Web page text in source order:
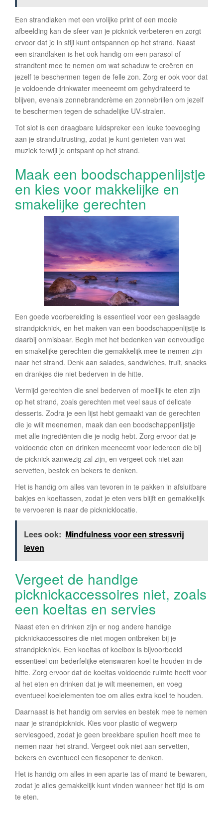
Een strandlaken met een vrolijke print of een mooie
afbeelding kan de sfeer van je picknick verbeteren en zorgt
ervoor dat je in stijl kunt ontspannen op het strand. Naast
een strandlaken is het ook handig om een parasol of
strandtent mee te nemen om wat schaduw te creëren en
jezelf te beschermen tegen de felle zon. Zorg er ook voor dat
je voldoende drinkwater meeneemt om gehydrateerd te
blijven, evenals zonnebrandcrème en zonnebrillen om jezelf
te beschermen tegen de schadelijke UV-stralen.
Tot slot is een draagbare luidspreker een leuke toevoeging
aan je stranduitrusting, zodat je kunt genieten van wat
muziek terwijl je ontspant op het strand.
Maak een boodschappenlijstje
en kies voor makkelijke en
smakelijke gerechten
Een goede voorbereiding is essentieel voor een geslaagde
strandpicknick, en het maken van een boodschappenlijstje is
daarbij onmisbaar. Begin met het bedenken van eenvoudige
en smakelijke gerechten die gemakkelijk mee te nemen zijn
naar het strand. Denk aan salades, sandwiches, fruit, snacks
en drankjes die niet bederven in de hitte.
Vermijd gerechten die snel bederven of moeilijk te eten zijn
op het strand, zoals gerechten met veel saus of delicate
desserts. Zodra je een lijst hebt gemaakt van de gerechten
die je wilt meenemen, maak dan een boodschappenlijstje
met alle ingrediënten die je nodig hebt. Zorg ervoor dat je
voldoende eten en drinken meeneemt voor iedereen die bij
de picknick aanwezig zal zijn, en vergeet ook niet aan
servetten, bestek en bekers te denken.
Het is handig om alles van tevoren in te pakken in afsluitbare
bakjes en koeltassen, zodat je eten vers blijft en gemakkelijk
te vervoeren is naar de picknicklocatie.
Lees ook: Mindfulness voor een stressvrij
leven
Vergeet de handige
picknickaccessoires niet, zoals
een koeltas en servies
Naast eten en drinken zijn er nog andere handige
picknickaccessoires die niet mogen ontbreken bij je
strandpicknick. Een koeltas of koelbox is bijvoorbeeld
essentieel om bederfelijke etenswaren koel te houden in de
hitte. Zorg ervoor dat de koeltas voldoende ruimte heeft voor
al het eten en drinken dat je wilt meenemen, en voeg
eventueel koelelementen toe om alles extra koel te houden.
Daarnaast is het handig om servies en bestek mee te nemen
naar je strandpicknick. Kies voor plastic of wegwerp
serviesgoed, zodat je geen breekbare spullen hoeft mee te
nemen naar het strand. Vergeet ook niet aan servetten,
bekers en eventueel een flesopener te denken.
Het is handig om alles in een aparte tas of mand te bewaren,
zodat je alles gemakkelijk kunt vinden wanneer het tijd is om
te eten.